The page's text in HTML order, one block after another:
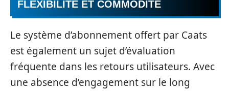
FLEXIBILITÉ ET COMMODITÉ
Le système d’abonnement offert par Caats
est également un sujet d’évaluation
fréquente dans les retours utilisateurs. Avec
une absence d’engagement sur le long